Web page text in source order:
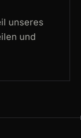
unseres
und